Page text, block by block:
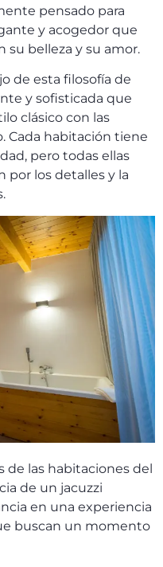
pensado para
y acogedor que
su belleza y su amor.
de esta filosofía de
y sofisticada que
clásico con las
Cada habitación tiene
pero todas ellas
por los detalles y la
de las habitaciones del
de un jacuzzi
en una experiencia
buscan un momento